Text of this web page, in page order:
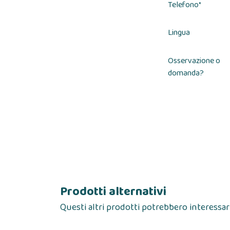
Telefono*
Lingua
Osservazione o
domanda?
Prodotti alternativi
Questi altri prodotti potrebbero